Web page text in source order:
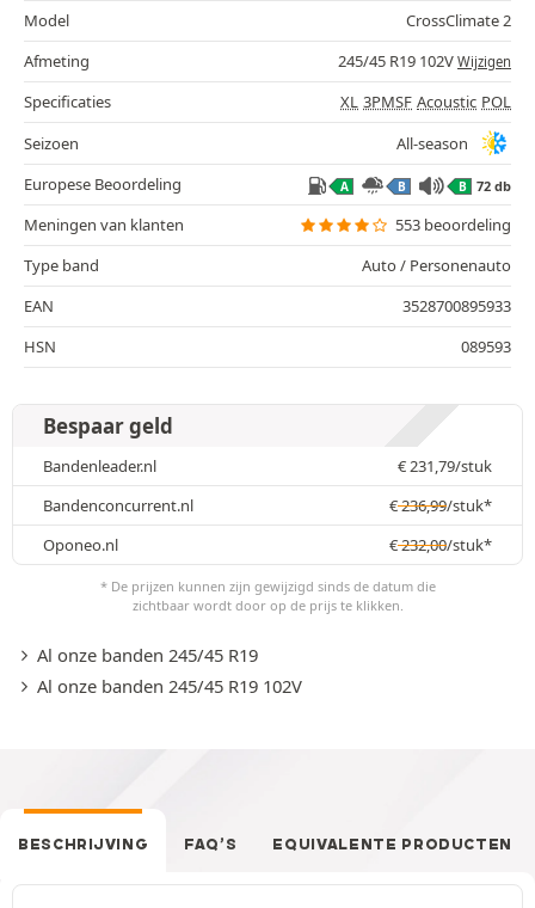
Model
CrossClimate 2
Afmeting
245/45 R19 102V Wijzigen
Specificaties XL 3PMSF Acoustic POL
Seizoen
All-season
Europese Beoordeling
A B B 72 db
Meningen van klanten
553 beoordeling
Type band
Auto / Personenauto
EAN
3528700895933
HSN
089593
Bespaar geld
Bandenleader.nl €231,79/stuk
Bandenconcurrent.nl
€236,99/stuk*
Oponeo.nl
€232,00/stuk*
* De prijzen kunnen zijn gewijzigd sinds de datum die
zichtbaar wordt door op de prijs te klikken.
Al onze banden 245/45 R19
Al onze banden 245/45 R19 102V
BESCHRIJVING FAQ’S EQUIVALENTE PRODUCTEN